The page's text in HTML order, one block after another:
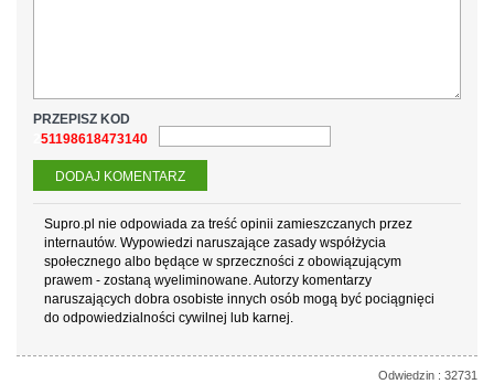
PRZEPISZ KOD
251198618473140
Supro.pl nie odpowiada za treść opinii zamieszczanych przez
internautów. Wypowiedzi naruszające zasady współżycia
społecznego albo będące w sprzeczności z obowiązującym
prawem - zostaną wyeliminowane. Autorzy komentarzy
naruszających dobra osobiste innych osób mogą być pociągnięci
do odpowiedzialności cywilnej lub karnej.
Odwiedzin : 32731